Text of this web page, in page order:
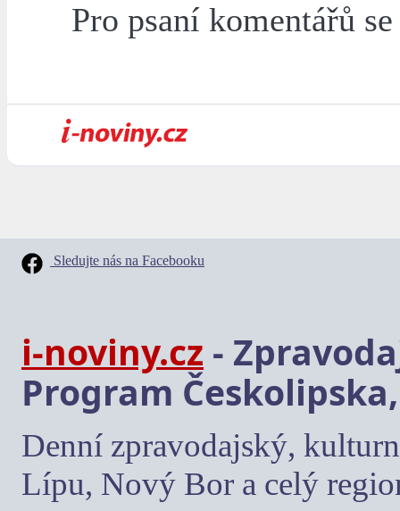
Pro psaní komentářů
Sledujte nás na Facebooku
i-noviny.cz -
Program
Denní zpravodajský,
Lípu, Nový Bor a celý